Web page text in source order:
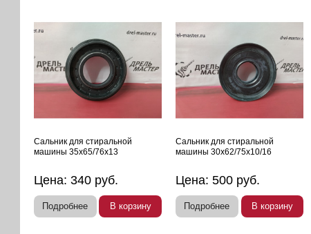
Сальник для стиральной
машины 35х65/76х13
Цена: 340 руб.
Подробнее В корзину
Сальник для стиральной
машины 30х62/75х10/16
Цена:500 руб.
Подробнее В корзину